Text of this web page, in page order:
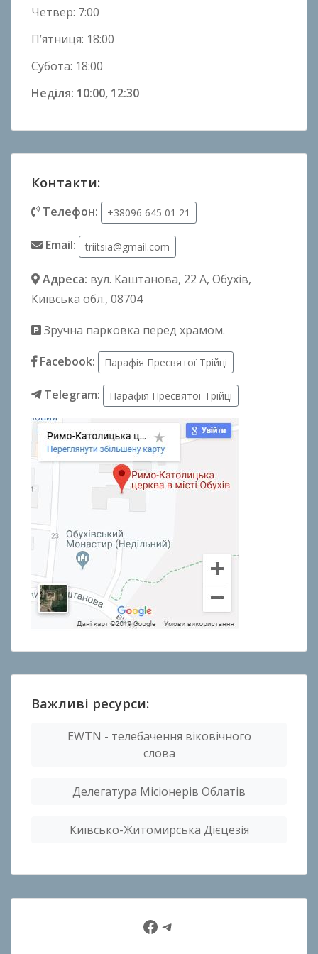
Четвер: 7:00
П’ятниця: 18:00
Субота: 18:00
Неділя: 10:00, 12:30
Контакти:
Телефон: +38096 645 01 21
Email: triitsia@gmail.com
Адреса: вул. Каштанова, 22 А, Обухів,
Київська обл., 08704
Зручна парковка перед храмом.
Facebook:
Парафія Пресвятої Трійці
Telegram: Парафія Пресвятої Трійці
Важливі ресурси:
EWTN - телебачення віковічного
слова
Делегатура Місіонерів Облатів
Київсько-Житомирська Дієцезія
Facebook
Telegram